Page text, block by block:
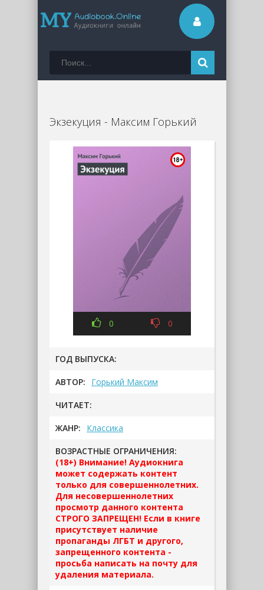
Экзекуция - Максим Горький
0 0
ГОД ВЫПУСКА:
АВТОР: Горький Максим
ЧИТАЕТ:
ЖАНР: Классика
ВОЗРАСТНЫЕ ОГРАНИЧЕНИЯ:
(18+) Внимание! Аудиокнига
может содержать контент
только для совершеннолетних.
Для несовершеннолетних
просмотр данного контента
СТРОГО ЗАПРЕЩЕН! Если в книге
присутствует наличие
пропаганды ЛГБТ и другого,
запрещенного контента -
просьба написать на почту для
удаления материала.